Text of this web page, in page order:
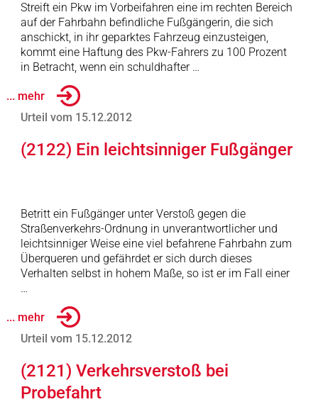
Streift ein Pkw im Vorbeifahren eine im rechten Bereich
auf der Fahrbahn befindliche Fußgängerin, die sich
anschickt, in ihr geparktes Fahrzeug einzusteigen,
kommt eine Haftung des Pkw-Fahrers zu 100 Prozent
in Betracht, wenn ein schuldhafter …
... mehr
Urteil vom 15.12.2012
(2122) Ein leichtsinniger Fußgänger
Betritt ein Fußgänger unter Verstoß gegen die
Straßenverkehrs-Ordnung in unverantwortlicher und
leichtsinniger Weise eine viel befahrene Fahrbahn zum
Überqueren und gefährdet er sich durch dieses
Verhalten selbst in hohem Maße, so ist er im Fall einer
…
... mehr
Urteil vom 15.12.2012
(2121) Verkehrsverstoß bei
Probefahrt